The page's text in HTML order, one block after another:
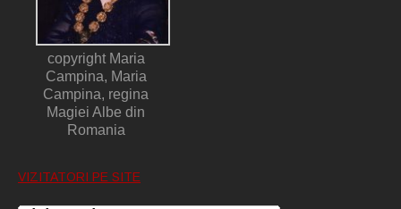
copyright Maria
Campina, Maria
Campina, regina
Magiei Albe din
Romania
VIZITATORI PE SITE